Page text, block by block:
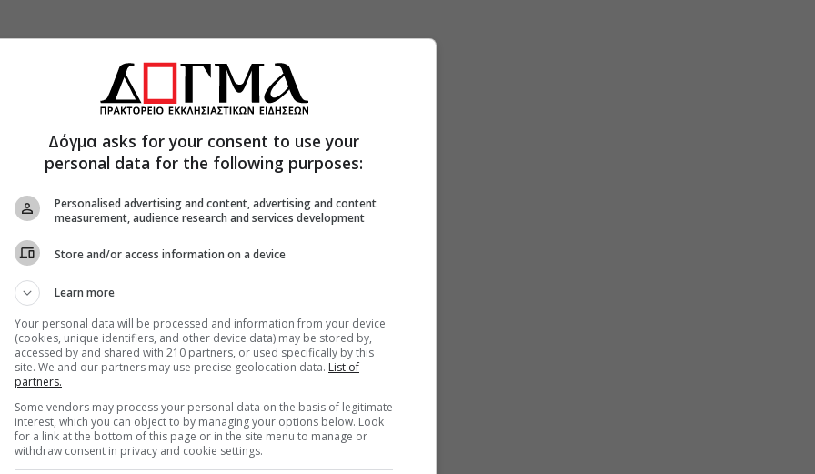
δυσκολίες που συναντάτε ποιμαντικά στην
οι ποιμαντικές δυσκολίες που
και συνδέονται με την ιδιαίτερη
πραγματικότητα της επαρχίας μας.
είναι η απόσταση και η δυσκολία στις
τα νησιά Ύδρα, Σπέτσες και Αίγινα δεν
πλοίο. Στην Αίγινα δε, τα τελευταία
οικισμοί. Αυτό δυσκολεύει την τακτική
Μητροπόλεώς μας και την
νέων προς τα μεγάλα αστικά κέντρα και η
τα χωριά της επαρχίας μας, μας
Δόγμα asks for your consent to use your
personal data for the following purposes:
Personalised advertising and content, advertising and content
measurement, audience research and services development
Store and/or access information on a device
Learn more
Your personal data will be processed and information from your device
(cookies, unique identifiers, and other device data) may be stored by,
accessed by and shared with 210 partners, or used specifically by this
site. We and our partners may use precise geolocation data. List of
partners.
Some vendors may process your personal data on the basis of legitimate
interest, which you can object to by managing your options below. Look
for a link at the bottom of this page or in the site menu to manage or
withdraw consent in privacy and cookie settings.